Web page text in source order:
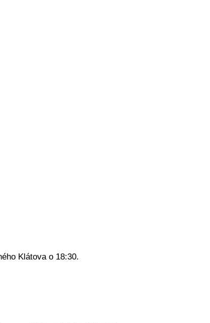
Klátova o 18:30.